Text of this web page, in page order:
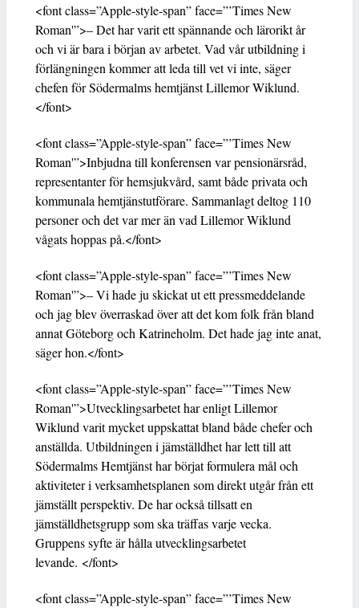
<font class=”Apple-style-span” face=”’Times New
Roman'”>– Det har varit ett spännande och lärorikt år
och vi är bara i början av arbetet. Vad vår utbildning i
förlängningen kommer att leda till vet vi inte, säger
chefen för Södermalms hemtjänst Lillemor Wiklund.
</font>
<font class=”Apple-style-span” face=”’Times New
Roman'”>Inbjudna till konferensen var pensionärsråd,
representanter för hemsjukvård, samt både privata och
kommunala hemtjänstutförare. Sammanlagt deltog 110
personer och det var mer än vad Lillemor Wiklund
vågats hoppas på.</font>
<font class=”Apple-style-span” face=”’Times New
Roman'”>– Vi hade ju skickat ut ett pressmeddelande
och jag blev överraskad över att det kom folk från bland
annat Göteborg och Katrineholm. Det hade jag inte anat,
säger hon.</font>
<font class=”Apple-style-span” face=”’Times New
Roman'”>Utvecklingsarbetet har enligt Lillemor
Wiklund varit mycket uppskattat bland både chefer och
anställda. Utbildningen i jämställdhet har lett till att
Södermalms Hemtjänst har börjat formulera mål och
aktiviteter i verksamhetsplanen som direkt utgår från ett
jämställt perspektiv. De har också tillsatt en
jämställdhetsgrupp som ska träffas varje vecka.
Gruppens syfte är hålla utvecklingsarbetet
levande. </font>
<font class=”Apple-style-span” face=”’Times New